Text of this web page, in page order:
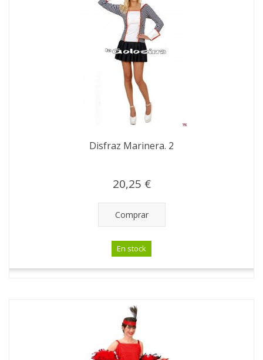
Disfraz Marinera. 2
20,25 €
Comprar
En stock